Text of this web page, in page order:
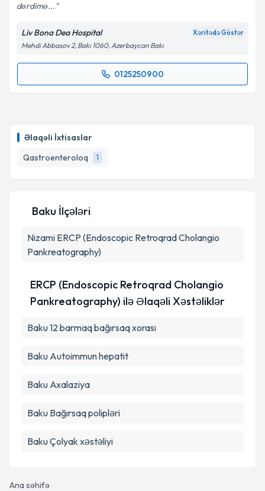
Əlaqəli İxtisaslar
Qastroenteroloq
1
dərdimə...
Liv Bona Dea Hospital Xəritədə Göstər
Mehdi Abbasov 2, Bakı 1060, Azerbaycan Bakı
0125250900
Randevu Təqvimi Tələbi
randevu təqvimi tələbi yaradın. Bu mütəxəssisdən
randevu ala biləcəyiniz təqvim hazır olduqda e-poçt
ilə məlumatlandırılacaqsınız.
E-poçt Ünvanınız
Şəxsi məlumatlarımın emal edilməsinə dair
Aydınlatma Mətni
məlumatlarımın göstərilən çərçivədə emal
Təqvim Tələbini Göndər
Ana səhifə
Baku İlçələri
Nizami ERCP (Endoscopic Retroqrad Cholangio
Pankreatography)
ERCP (Endoscopic Retroqrad Cholangio
Pankreatography) ilə Əlaqəli Xəstəliklər
Baku 12 barmaq bağırsaq xorası
Baku Autoimmun hepatit
Baku Axalaziya
Baku Bağırsaq polipləri
Baku Çolyak xəstəliyi